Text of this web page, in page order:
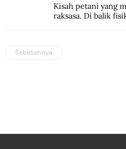
Kisah petani yang
raksasa. Di balik
Sebelumnya